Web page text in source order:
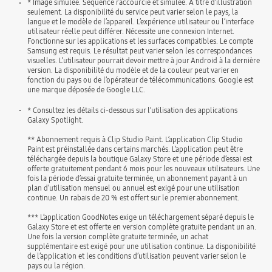
* Image simulée. Séquence raccourcie et simulée. À titre d’illustration
seulement. La disponibilité du service peut varier selon le pays, la
langue et le modèle de l’appareil. L’expérience utilisateur ou l’interface
utilisateur réelle peut différer. Nécessite une connexion Internet.
Fonctionne sur les applications et les surfaces compatibles. Le compte
Samsung est requis. Le résultat peut varier selon les correspondances
visuelles. L’utilisateur pourrait devoir mettre à jour Android à la dernière
version. La disponibilité du modèle et de la couleur peut varier en
fonction du pays ou de l’opérateur de télécommunications. Google est
une marque déposée de Google LLC.
* Consultez les détails ci-dessous sur l’utilisation des applications
Galaxy Spotlight.
** Abonnement requis à Clip Studio Paint. L’application Clip Studio
Paint est préinstallée dans certains marchés. L’application peut être
téléchargée depuis la boutique Galaxy Store et une période d’essai est
offerte gratuitement pendant 6 mois pour les nouveaux utilisateurs. Une
fois la période d’essai gratuite terminée, un abonnement payant à un
plan d’utilisation mensuel ou annuel est exigé pour une utilisation
continue. Un rabais de 20 % est offert sur le premier abonnement.
*** L’application GoodNotes exige un téléchargement séparé depuis le
Galaxy Store et est offerte en version complète gratuite pendant un an.
Une fois la version complète gratuite terminée, un achat
supplémentaire est exigé pour une utilisation continue. La disponibilité
de l’application et les conditions d’utilisation peuvent varier selon le
pays ou la région.